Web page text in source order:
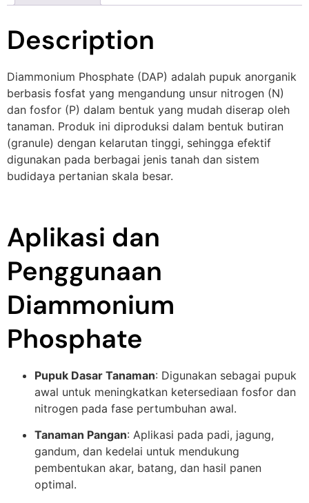
Description
Diammonium Phosphate (DAP) adalah pupuk anorganik
berbasis fosfat yang mengandung unsur nitrogen (N)
dan fosfor (P) dalam bentuk yang mudah diserap oleh
tanaman. Produk ini diproduksi dalam bentuk butiran
(granule) dengan kelarutan tinggi, sehingga efektif
digunakan pada berbagai jenis tanah dan sistem
budidaya pertanian skala besar.
Aplikasi dan
Penggunaan
Diammonium
Phosphate
Pupuk Dasar Tanaman: Digunakan sebagai pupuk
awal untuk meningkatkan ketersediaan fosfor dan
nitrogen pada fase pertumbuhan awal.
Tanaman Pangan: Aplikasi pada padi, jagung,
gandum, dan kedelai untuk mendukung
pembentukan akar, batang, dan hasil panen
optimal.